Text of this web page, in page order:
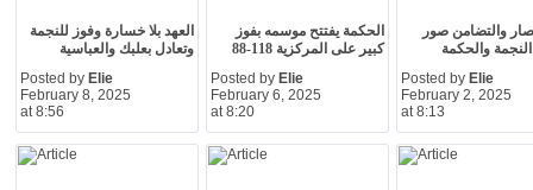
العهد بلا خسارة وفوز للنجمة
وتعادل بعلبك والعباسية
Posted by Elie
February 8, 2025
at 8:56
الحكمة يفتتح موسمه بفوز
كبير على المركزية 118-88
Posted by Elie
February 6, 2025
at 8:20
والتضامن صور
والحكمة
Posted by Elie
February 2, 2025
at 8:13